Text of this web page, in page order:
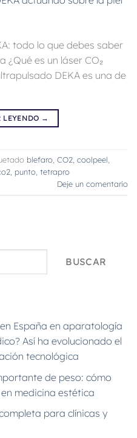
todo lo que debes saber
¿Qué es un láser CO₂
DEKA es una de
→
blefaro CO2 coolpeel
punto tetrapro
Deje un comentario
BUSCAR
España en aparatología
Así ha evolucionado el
tecnológica
de peso: cómo
medicina estética
para clínicas y